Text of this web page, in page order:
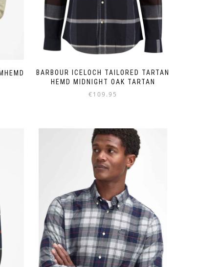
BARBOUR ICELOCH TAILORED TARTAN
HEMD MIDNIGHT OAK TARTAN
€109.95
weist
mehrere
Varianten
auf.
Die
Optionen
auf
der
Produktseite
gewählt
werden